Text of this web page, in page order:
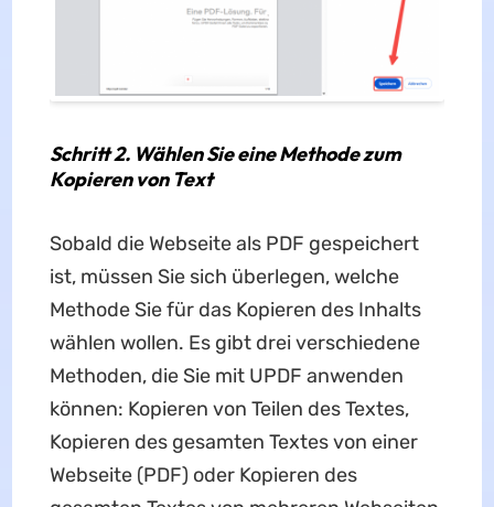
Schritt 2. Wählen Sie eine Methode zum
Kopieren von Text
Sobald die Webseite als PDF gespeichert
ist, müssen Sie sich überlegen, welche
Methode Sie für das Kopieren des Inhalts
wählen wollen. Es gibt drei verschiedene
Methoden, die Sie mit UPDF anwenden
können: Kopieren von Teilen des Textes,
Kopieren des gesamten Textes von einer
Webseite (PDF) oder Kopieren des